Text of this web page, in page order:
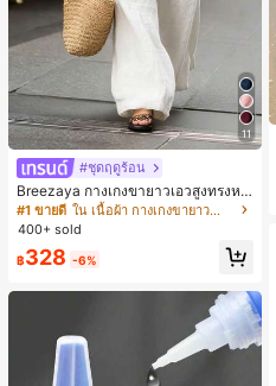
11
#ชุดฤดูร้อน
Breezaya กางเกงขายาวเอวสูงทรงหล
วมขาบานสำหรับผู้หญิง สีขาวเรียบหรูส
ไตล์ชิค เหมาะสำหรับใส่เที่ยวทะเล วันห
ยโอกาสในชีวิตประจำวัน
#1 ขายดี
ใน เนื้อผ้า กางเกงขายาวลำลองผ้า
400+ sold
฿328 -6%